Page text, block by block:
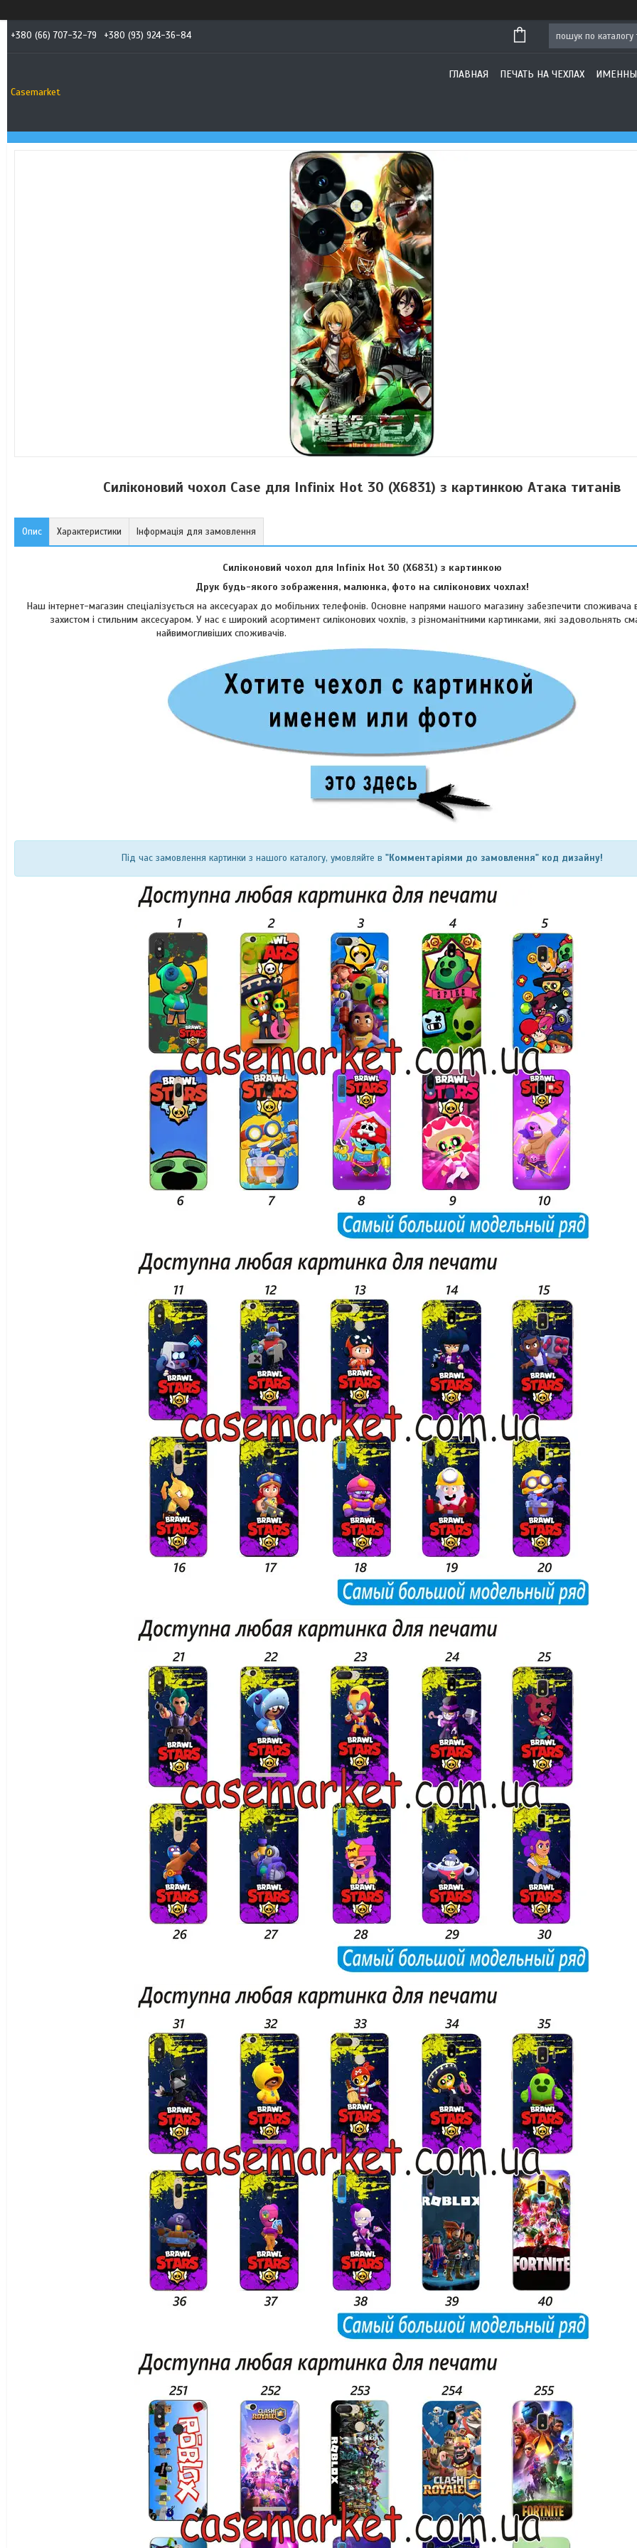
+380 (66) 707-32-79 +380 (93) 924-36-84
Casemarket
ГЛАВНАЯ ПЕЧАТЬ НА ЧЕХЛАХ
Силіконовий чохол Case для Infinix Hot 30 (X6831) з картинкою Атака титанів
Опис Характеристики Інформація для замовлення
Силіконовий чохол для Infinix Hot 30 (X6831) з картинкою
Друк будь-якого зображення, малюнка, фото на силіконових чохлах!
Наш інтернет-магазин спеціалізується на аксесуарах до мобільних телефонів. Основне напрями нашого магазину забезпечити споживача
захистом і стильним аксесуаром. У нас є широкий асортимент силіконових чохлів, з різноманітними картинками, які задовольнять
найвимогливіших споживачів.
Під час замовлення картинки з нашого каталогу, умовляйте в "Комментаріями до замовлення" код дизайну!